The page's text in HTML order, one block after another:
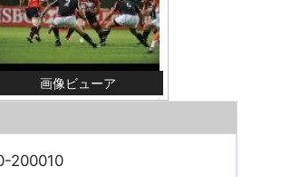
画像ビューア
200010